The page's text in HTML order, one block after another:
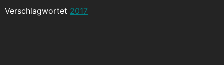
Verschlagwortet 2017